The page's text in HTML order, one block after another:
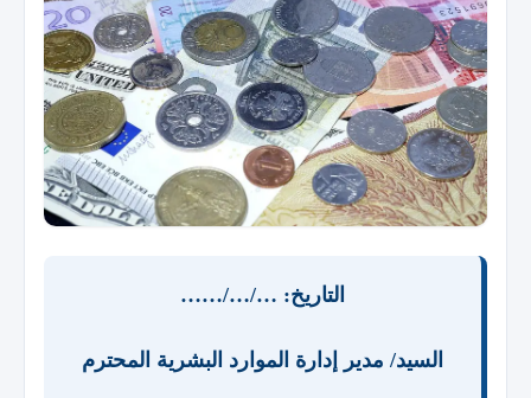
التاريخ: …/…/……
السيد/ مدير إدارة الموارد البشرية المحترم